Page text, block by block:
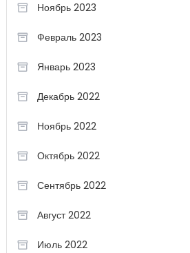
Ноябрь 2023
Февраль 2023
Январь 2023
Декабрь 2022
Ноябрь 2022
Октябрь 2022
Сентябрь 2022
Август 2022
Июль 2022